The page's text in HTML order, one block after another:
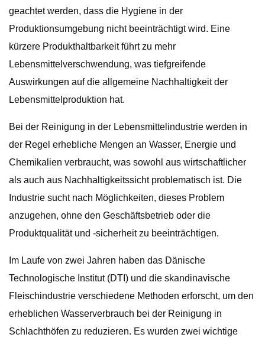
geachtet werden, dass die Hygiene in der
Produktionsumgebung nicht beeinträchtigt wird. Eine
kürzere Produkthaltbarkeit führt zu mehr
Lebensmittelverschwendung, was tiefgreifende
Auswirkungen auf die allgemeine Nachhaltigkeit der
Lebensmittelproduktion hat.
Bei der Reinigung in der Lebensmittelindustrie werden in
der Regel erhebliche Mengen an Wasser, Energie und
Chemikalien verbraucht, was sowohl aus wirtschaftlicher
als auch aus Nachhaltigkeitssicht problematisch ist. Die
Industrie sucht nach Möglichkeiten, dieses Problem
anzugehen, ohne den Geschäftsbetrieb oder die
Produktqualität und -sicherheit zu beeinträchtigen.
Im Laufe von zwei Jahren haben das Dänische
Technologische Institut (DTI) und die skandinavische
Fleischindustrie verschiedene Methoden erforscht, um den
erheblichen Wasserverbrauch bei der Reinigung in
Schlachthöfen zu reduzieren. Es wurden zwei wichtige